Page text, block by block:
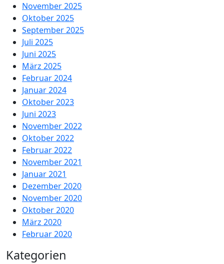
November 2025
Oktober 2025
September 2025
Juli 2025
Juni 2025
März 2025
Februar 2024
Januar 2024
Oktober 2023
Juni 2023
November 2022
Oktober 2022
Februar 2022
November 2021
Januar 2021
Dezember 2020
November 2020
Oktober 2020
März 2020
Februar 2020
Kategorien